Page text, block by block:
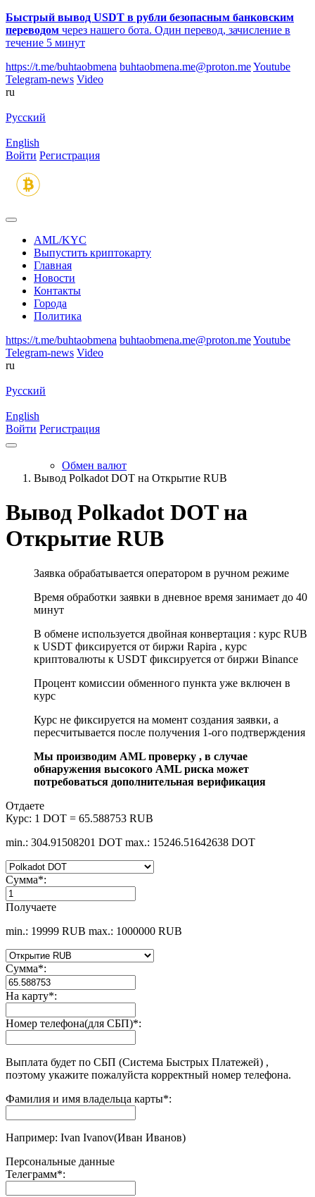
Быстрый вывод USDT в рубли безопасным банковским
переводом через нашего бота. Один перевод, зачисление в
течение 5 минут
https://t.me/buhtaobmena buhtaobmena.me@proton.meYoutube
Telegram-news Video
ru
Русский
English
Войти Регистрация
AML/KYC
Выпустить криптокарту
Главная
Новости
Контакты
Города
Политика
https://t.me/buhtaobmena buhtaobmena.me@proton.meYoutube
Telegram-news Video
ru
Русский
English
Войти Регистрация
Обмен валют
Вывод Polkadot DOT на Открытие RUB
Вывод Polkadot DOT на
Открытие RUB
Заявка обрабатывается оператором в ручном режиме
Время обработки заявки в дневное время занимает до 40
минут
В обмене используется двойная конвертация : курс RUB
к USDT фиксируется от биржи Rapira , курс
криптовалюты к USDT фиксируется от биржи Binance
Процент комиссии обменного пункта уже включен в
курс
Курс не фиксируется на момент создания заявки, а
пересчитывается после получения 1-ого подтверждения
Мы производим AML проверку , в случае
обнаружения высокого AML риска может
потребоваться дополнительная верификация
Отдаете
Курс: 1 DOT = 65.588753 RUB
min.: 304.91508201 DOT max.: 15246.51642638 DOT
Сумма*:
Получаете
min.: 19999 RUB max.: 1000000 RUB
Сумма*:
На карту*:
Номер телефона(для СБП)*:
Выплата будет по СБП (Система Быстрых Платежей) ,
поэтому укажите пожалуйста корректный номер телефона.
Фамилия и имя владельца карты*:
Например: Ivan Ivanov(Иван Иванов)
Персональные данные
Телеграмм*: